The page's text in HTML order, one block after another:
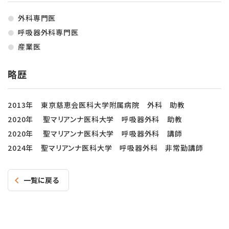
外科専門医
呼吸器外科専門医
産業医
略歴
2013年 東京慈恵会医科大学附属病院 外科 助教
2020年 聖マリアンナ医科大学 呼吸器外科 助教
2020年 聖マリアンナ医科大学 呼吸器外科 講師
2024年 聖マリアンナ医科大学 呼吸器外科 非常勤講師
一覧に戻る